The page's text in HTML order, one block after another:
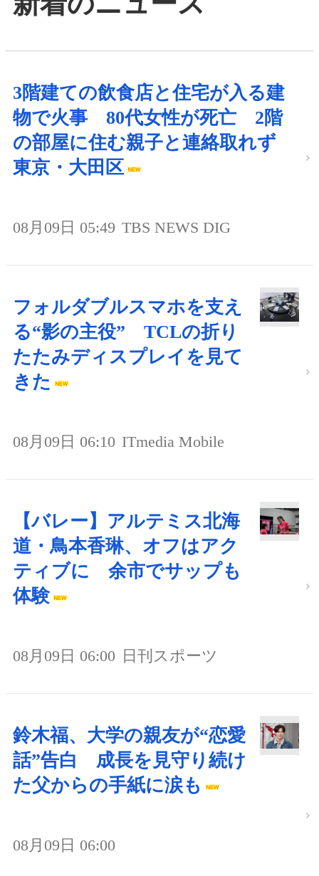
3階建ての飲食店と住宅が入る建
物で火事 80代女性が死亡 2階
の部屋に住む親子と連絡取れず
東京・大田区
08月09日 05:49 TBS NEWS DIG
フォルダブルスマホを支え
る“影の主役” TCLの折り
たたみディスプレイを見て
きた
08月09日 06:10 ITmedia Mobile
【バレー】アルテミス北海
道・鳥本香琳、オフはアク
ティブに 余市でサップも
体験
08月09日 06:00 日刊スポーツ
鈴木福、大学の親友が“恋愛
話”告白 成長を見守り続け
た父からの手紙に涙も
08月09日 06:00